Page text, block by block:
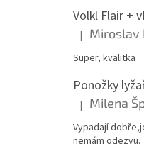
Völkl Flair +
Hodnocení
| Miroslav
Super, kvalitka
Hodnocení
| Milena
Vypadají
nemám odezvu.